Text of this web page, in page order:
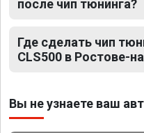
после чип тюнинга?
Где сделать чип
CLS500 в Ростове-
Вы не узнаете ваш